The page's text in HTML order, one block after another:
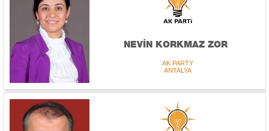
NEVİN KORKMAZ ZOR
AK PARTY
ANTALYA